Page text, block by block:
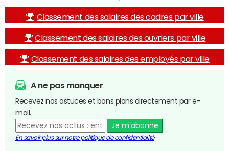
Classement des salaires des cadres par ville
Classement des salaires des ouvriers par ville
Classement des salaires des employés par ville
A ne pas manquer
Recevez nos astuces et bons plans directement par e-
mail.
Je m'abonne
En savoir plus sur notre politique de confidentialité